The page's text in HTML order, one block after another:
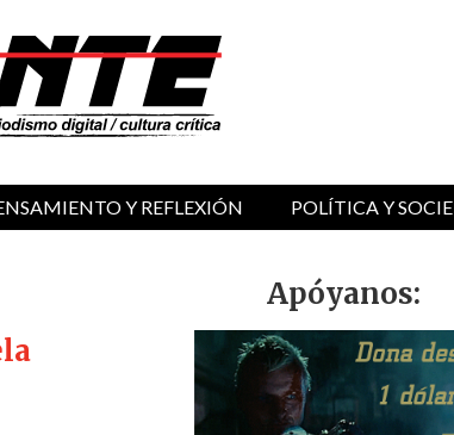
Y REFLEXIÓN POLÍTICA Y
Apóyanos: